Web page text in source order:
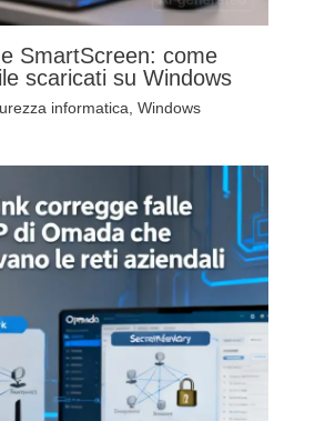
SmartScreen: come
scaricati su Windows
informatica Windows